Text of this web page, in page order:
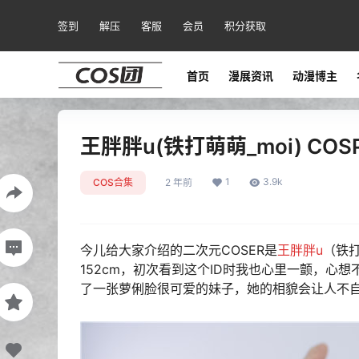
签到 解压 客服 会员 积分获取
首页 漫展资讯 动漫博主
王胖胖u(铁打萌萌_moi)
COS合集 2 年前 1 3.9k
今儿给大家介绍的二次元COSER是王胖胖u （
152cm，初次看到这个ID时我也心里一颤，心
了一张萝俐脸很可爱的妹子，她的相貌会让人不